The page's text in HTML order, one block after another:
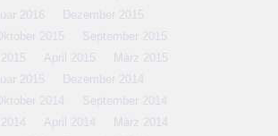
2016
Dezember 2015
2015
September 2015
April 2015
März 2015
2015
Dezember 2014
2014
September 2014
April 2014
März 2014